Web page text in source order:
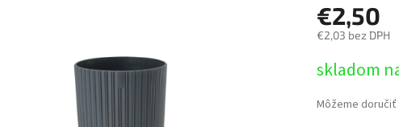
€2,50
€2,03 bez DPH
cena:
skladom
Môžeme doručiť